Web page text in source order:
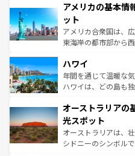
ンツ一覧を参照して
の建物がそのまま残
博物館もあり、アル
ことができる。国民
者向けの交通パス提
着のスイス情報は
アメリカの基本情
ット
アメリカ合衆国は、
東海岸の都市部から
のような巨大都市は
ンメントが詰まった
西部には大自然が広
部のニューオーリン
文化が魅力。旅行者
しみながら、その多
るだろう。車でのロ
ハワイ
年間を通じて温暖な
ハワイは、どの島も
ワイ島は見逃せない
島だが、静かな自然
おすすめ。エメラル
文化や歴史が息づい
オーストラリアの
光スポット
オーストラリアは、
シドニーのシンボル